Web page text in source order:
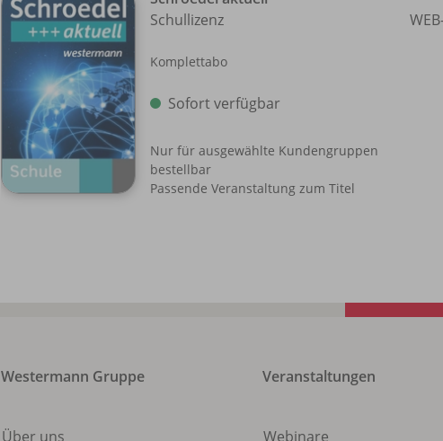
Schullizenz
Komplettabo
Sofort verfügbar
Nur für ausgewählte Kundengruppen
bestellbar
Passende Veranstaltung zum Titel
Westermann Gruppe
Über uns
Veranstaltungen
Webinare